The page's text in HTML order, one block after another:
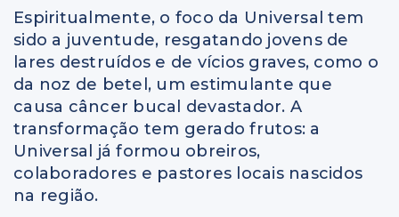
Espiritualmente, o foco da Universal tem
sido a juventude, resgatando jovens de
lares destruídos e de vícios graves, como o
da noz de betel, um estimulante que
causa câncer bucal devastador. A
transformação tem gerado frutos: a
Universal já formou obreiros,
colaboradores e pastores locais nascidos
na região.